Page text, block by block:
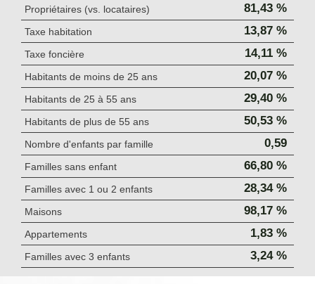
Propriétaires (vs. locataires) 81,43 %
Taxe habitation 13,87 %
Taxe foncière 14,11 %
Habitants de moins de 25 ans 20,07 %
Habitants de 25 à 55 ans 29,40 %
Habitants de plus de 55 ans 50,53 %
Nombre d'enfants par famille 0,59
Familles sans enfant 66,80 %
Familles avec 1 ou 2 enfants 28,34 %
Maisons 98,17 %
Appartements 1,83 %
Familles avec 3 enfants 3,24 %